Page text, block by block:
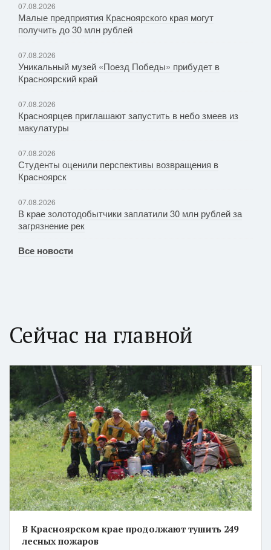
07.08.2026
Малые предприятия Красноярского края могут
получить до 30 млн рублей
07.08.2026
Уникальный музей «Поезд Победы» прибудет в
Красноярский край
07.08.2026
Красноярцев приглашают запустить в небо змеев из
макулатуры
07.08.2026
Студенты оценили перспективы возвращения в
Красноярск
07.08.2026
В крае золотодобытчики заплатили 30 млн рублей за
загрязнение рек
Все новости
Сейчас на главной
В Красноярском крае продолжают тушить 249
лесных пожаров